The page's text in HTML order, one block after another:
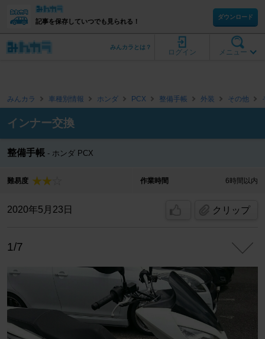
記事を保存していつでも見られる！
ダウンロード
メニュー
ログイン
みんカラとは？
みんカラ 車種別情報 ホンダ PCX 整備手帳 外装 その他
インナー交換
整備手帳 ホンダ PCX
難易度 作業時間 6時間以内
2020年5月23日 クリップ
1/7